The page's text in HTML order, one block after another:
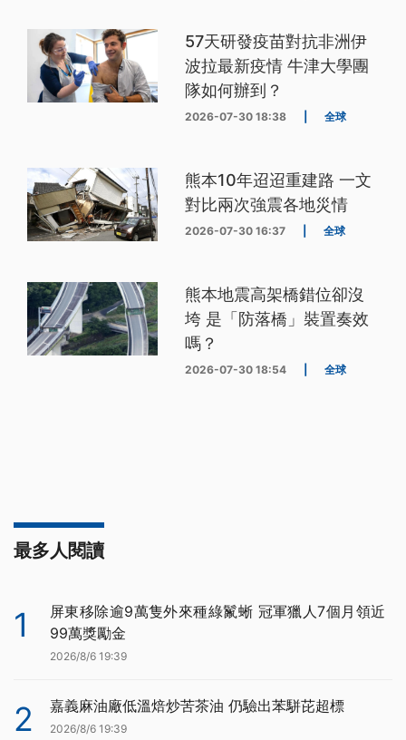
57天研發疫苗對抗非洲伊
波拉最新疫情 牛津大學團
隊如何辦到？
2026-07-30 18:38 全球
熊本10年迢迢重建路 一文
對比兩次強震各地災情
2026-07-30 16:37 全球
熊本地震高架橋錯位卻沒
垮 是「防落橋」裝置奏效
嗎？
2026-07-30 18:54 全球
最多人閱讀
1
屏東移除逾9萬隻外來種綠鬣蜥 冠軍獵人7個月領近
99萬獎勵金
2026/8/6 19:39
2 嘉義麻油廠低溫焙炒苦茶油 仍驗出苯駢芘超標
2026/8/6 19:39